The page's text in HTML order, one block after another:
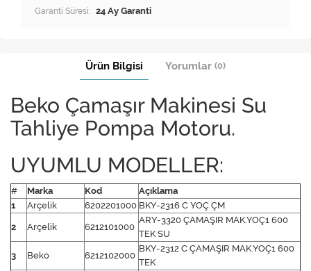
Garanti Süresi: 24 Ay Garanti
Ürün Bilgisi Yorumlar (0)
Beko Çamaşır Makinesi Su
Tahliye Pompa Motoru.
UYUMLU MODELLER:
# Marka Kod
Açıklama
1
Arçelik 6202201000 BKY-2316 C YOÇ ÇM
2 Arçelik 6212101000
ARY-3320 ÇAMAŞIR MAK.YOÇ1 600
TEK SU
3 Beko 6212102000
BKY-2312 C ÇAMAŞIR MAK.YOÇ1 600
TEK